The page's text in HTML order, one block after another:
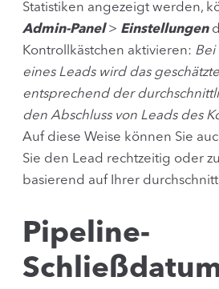
Statistiken angezeigt werden,
Admin-Panel> Einstellungen
Kontrollkästchen aktivieren: Bei
eines Leads wird das
entsprechend der
den Abschluss von Leads des
Auf diese Weise können Sie
Sie den Lead rechtzeitig oder
basierend auf Ihrer
Pipeline-